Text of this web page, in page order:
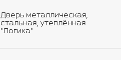
Дверь металлическая,
стальная, утеплённая
"Логика"